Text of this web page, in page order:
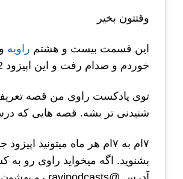
وقتتون بخیر
این قسمت بیست و هشتم راویه
خوردم و صدام رفت و این اپیزود ۱2ام آبان ماه منتشر شده.
توی پادکست راوی من قصه
شنیدنی تر بشه. قصه هایی که
۷ام به ۷ام هر ماه
بشنوید. اگه میخواید راوی رو